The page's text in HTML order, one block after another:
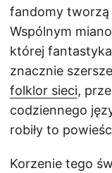
fandomy tworzą
Wspólnym
której
znacznie
folklor sieci,
codziennego
robiły to
Korzenie tego